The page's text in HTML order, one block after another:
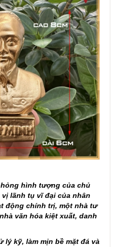
hình tượng của chủ
lãnh tụ vĩ đại của nhân
động chính trị, một nhà tư
văn hóa kiệt xuất, danh
lý kỹ, làm mịn bề mặt đá và